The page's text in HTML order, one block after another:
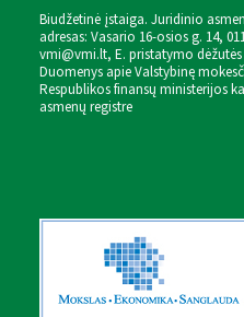
Biudžetinė įstaiga. Juridinio
adresas: Vasario 16-osios g. 14,
vmi@vmi.lt, E. pristatymo dėžutės
Duomenys apie Valstybinę
Respublikos finansų ministerijos
asmenų registre